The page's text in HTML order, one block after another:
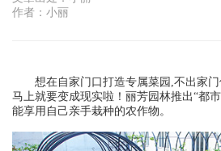
作者：小丽
想在自家门口打造专属菜园,不出家门
马上就要变成现实啦！丽芳园林推出“都
能享用自己亲手栽种的农作物。